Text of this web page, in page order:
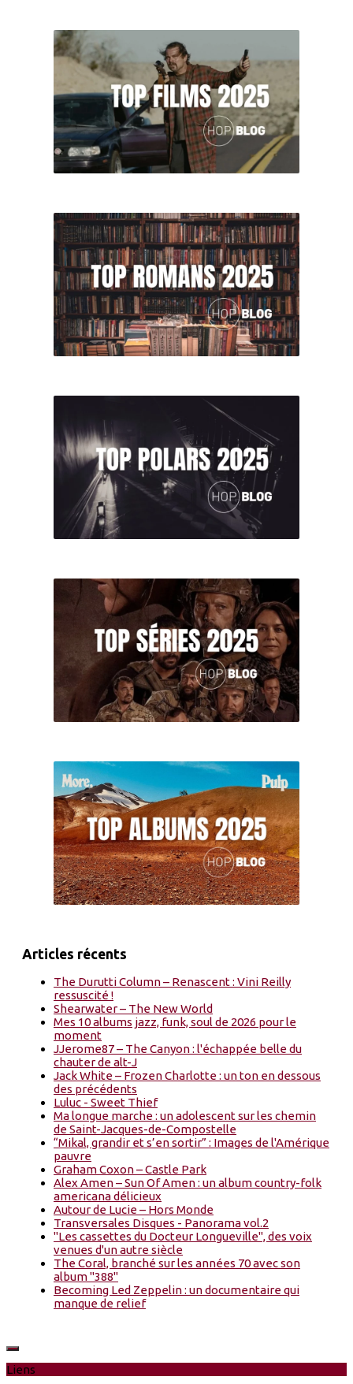
Articles récents
The Durutti Column – Renascent : Vini Reilly
ressuscité !
Shearwater – The New World
Mes 10 albums jazz, funk, soul de 2026 pour le
moment
JJerome87 – The Canyon : l'échappée belle du
chauter de alt-J
Jack White – Frozen Charlotte : un ton en dessous
des précédents
Luluc - Sweet Thief
Ma longue marche : un adolescent sur les chemin
de Saint-Jacques-de-Compostelle
“Mikal, grandir et s’en sortir” : Images de l'Amérique
pauvre
Graham Coxon – Castle Park
Alex Amen – Sun Of Amen : un album country-folk
americana délicieux
Autour de Lucie – Hors Monde
Transversales Disques - Panorama vol.2
"Les cassettes du Docteur Longueville", des voix
venues d'un autre siècle
The Coral, branché sur les années 70 avec son
album "388"
Becoming Led Zeppelin : un documentaire qui
manque de relief
Liens